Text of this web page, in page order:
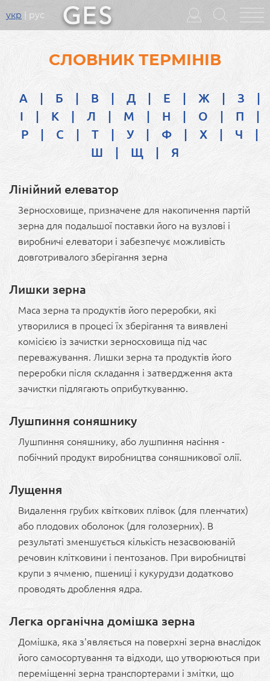
укр рус
Головне
меню
СЛОВНИК ТЕРМІНІВ
А Б В Д Е Ж З
І
К Л М Н О П
Р
С Т У Ф Х Ч
Ш
Щ Я
Лінійний елеватор
Зерносховище, призначене для накопичення партій
зерна для подальшої поставки його на вузлові і
виробничі елеватори і забезпечує можливість
довготривалого зберігання зерна
Лишки зерна
Маса зерна та продуктів його переробки, які
утворилися в процесі їх зберігання та виявлені
комісією із зачистки зерносховища під час
переважування. Лишки зерна та продуктів його
переробки після складання і затвердження акта
зачистки підлягають оприбуткуванню.
Лушпиння соняшнику
Лушпиння соняшнику, або лушпиння насіння -
побічний продукт виробництва соняшникової олії.
Лущення
Видалення грубих квіткових плівок (для пленчатих)
або плодових оболонок (для голозерних). В
результаті зменшується кількість незасвоюваній
речовин клітковини і пентозанов. При виробництві
крупи з ячменю, пшениці і кукурудзи додатково
проводять дроблення ядра.
Легка органічна домішка зерна
Домішка, яка з'являється на поверхні зерна внаслідок
його самосортування та відходи, що утворюються при
переміщенні зерна транспортерами і змітки, що